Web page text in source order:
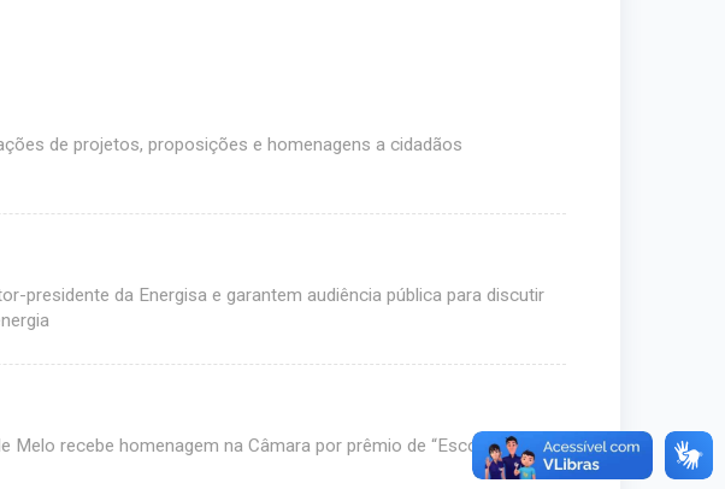
de projetos, proposições e homenagens a cidadãos
presidente da Energisa e garantem audiência pública para discutir
Melo recebe homenagem na Câmara por prêmio de “Escola